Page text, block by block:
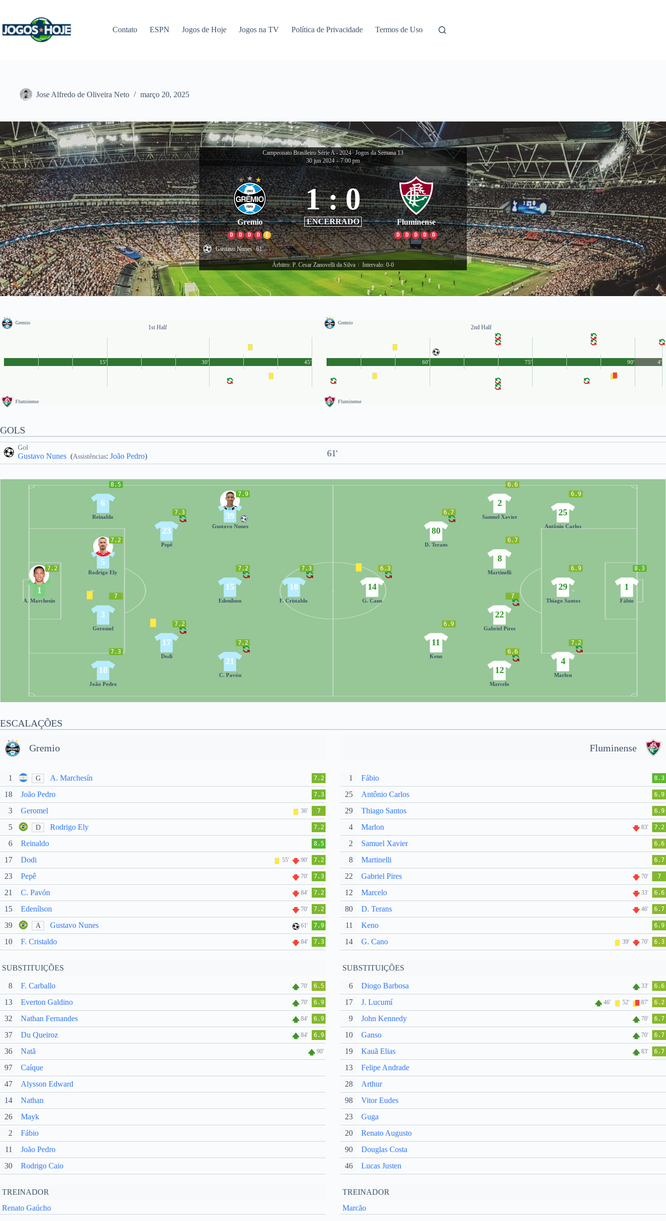
conteúdo
Contato ESPN Jogos de Hoje Jogos na TV Política de Privacidade Termos de Uso
Jose Alfredo de Oliveira Neto março 20, 2025
Campeonato Brasileiro Série A - 2024 | Jogos da Semana 13
30 jun 2024 - 7:00 pm
Gremio
D D D D E
1 : 0
ENCERRADO Fluminense
D D D D D
Gustavo Nunes 61'
Árbitro: P. Cesar Zanovelli da Silva Intervalo: 0-0
Gremio
1st Half
Fluminense
45'
15' 30'
Gremio
2nd Half
Fluminense
90'
60' 75' 4'
GOLS
Gol
Gustavo Nunes (Assistências: João Pedro) 61'
7.2
1
A. Marchesín
8.5
6
Reinaldo
7.2
5
Rodrigo Ely
7
3
Geromel
7.3
18
João Pedro
7.3
23
Pepê
7.2
17
Dodi
7.9
39
Gustavo Nunes
7.2
15
Edenílson
7.2
21
C. Pavón
7.3
10
F. Cristaldo
8.3
1
Fábio
7.2
4
Marlon
6.9
29
Thiago Santos
6.9
25
Antônio Carlos
6.6
12
Marcelo
7
22
Gabriel Pires
6.7
8
Martinelli
6.6
2
Samuel Xavier
6.9
11
Keno
6.7
80
D. Terans
6.3
14
G. Cano
ESCALAÇÕES
Gremio
1 G A. Marchesín 7.2
18 João Pedro 7.3
3 Geromel 36' 7
5 D Rodrigo Ely 7.2
6 Reinaldo 8.5
17 Dodi 55' 90' 7.2
23 Pepê 70' 7.3
21 C. Pavón 84' 7.2
15 Edenílson 70' 7.2
39 A Gustavo Nunes 61' 7.9
10 F. Cristaldo 84' 7.3
SUBSTITUIÇÕES
8 F. Carballo 70' 6.5
13 Everton Galdino 70' 6.9
32 Nathan Fernandes 84' 6.9
37 Du Queiroz 84' 6.9
36 Natã 90'
97
Caíque
47
Alysson Edward
14
Nathan
26
Mayk
2
Fábio
11
João Pedro
30
Rodrigo Caio
TREINADOR
Renato Gaúcho
Fluminense
1 Fábio 8.3
25 Antônio Carlos 6.9
29 Thiago Santos 6.9
4 Marlon 83' 7.2
2 Samuel Xavier 6.6
8 Martinelli 6.7
22 Gabriel Pires 70' 7
12 Marcelo 33' 6.6
80 D. Terans 46' 6.7
11 Keno 6.9
14 G. Cano 39' 70' 6.3
SUBSTITUIÇÕES
6 Diogo Barbosa 33' 6.6
17 J. Lucumí 46' 52' 87' 6.2
9 John Kennedy 70' 6.7
10 Ganso 70' 6.7
19 Kauã Elias 83' 6.7
13
Felipe Andrade
28
Arthur
98
Vitor Eudes
23
Guga
20
Renato Augusto
90
Douglas Costa
46
Lucas Justen
TREINADOR
Marcão